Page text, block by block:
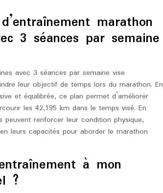
marathon
3 séances par semaine
avec 3 séances par semaine vise
leur objectif de temps lors du marathon. En
et équilibrée, ce plan permet d’améliorer
les 42,195 km dans le temps visé. En
renforcer leur condition physique,
leurs capacités pour aborder le marathon
à mon
?